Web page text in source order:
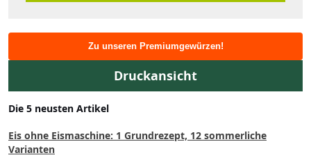
Zu unseren Premiumgewürzen!
Druckansicht
Die 5 neusten Artikel
Eis ohne Eismaschine: 1 Grundrezept, 12 sommerliche
Varianten